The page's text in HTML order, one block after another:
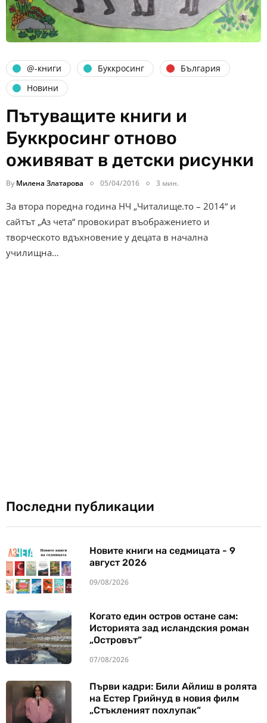
@-книги Буккросинг
България
Новини
Пътуващите книги и
Буккросинг отново
оживяват в детски рисунки
By Милена Златарова 05/04/2016 3 мин.
За втора поредна година НЧ „Читалище.то – 2014“ и
сайтът „Аз чета“ провокират въображението и
творческото вдъхновение у децата в начална
училищна…
Последни публикации
Новите книги на седмицата - 9
август 2026
09/08/2026
Когато един остров остане сам:
Историята зад исландския роман
„Островът“
07/08/2026
Първи кадри: Били Айлиш в ролята
на Естер Грийнуд в новия филм
„Стъкленият похлупак“